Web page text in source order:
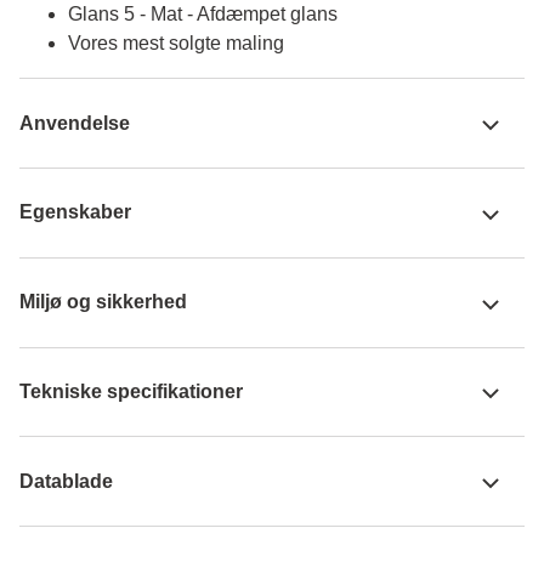
Glans 5 - Mat - Afdæmpet glans
Vores mest solgte maling
Anvendelse
Egenskaber
Miljø og sikkerhed
Tekniske specifikationer
Datablade